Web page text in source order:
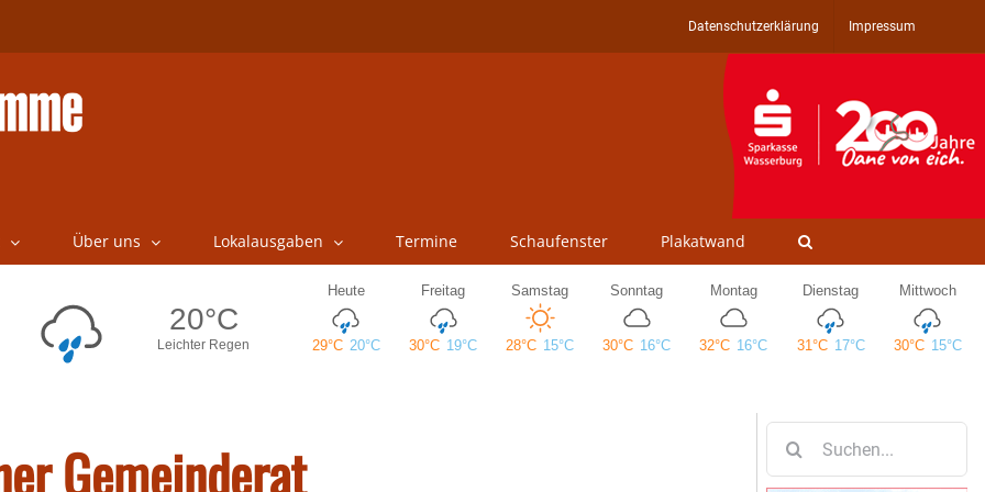
Datenschutzerklärung Impressum
Über uns Lokalausgaben Termine Schaufenster Plakatwand
Gemeinderat
nach: